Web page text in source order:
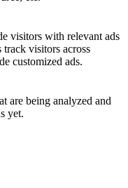
visitors with relevant ads
track visitors across
customized ads.
are being analyzed and
yet.